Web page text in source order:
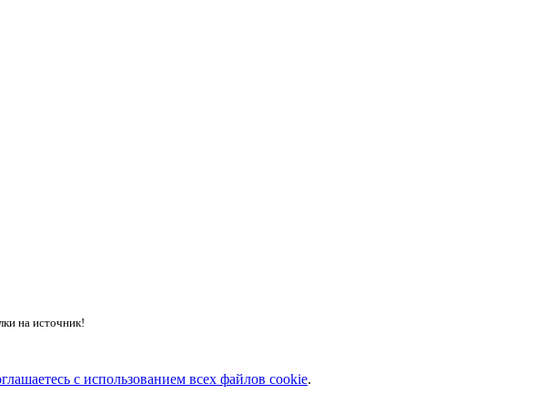
на источник!
с использованием всех файлов cookie.